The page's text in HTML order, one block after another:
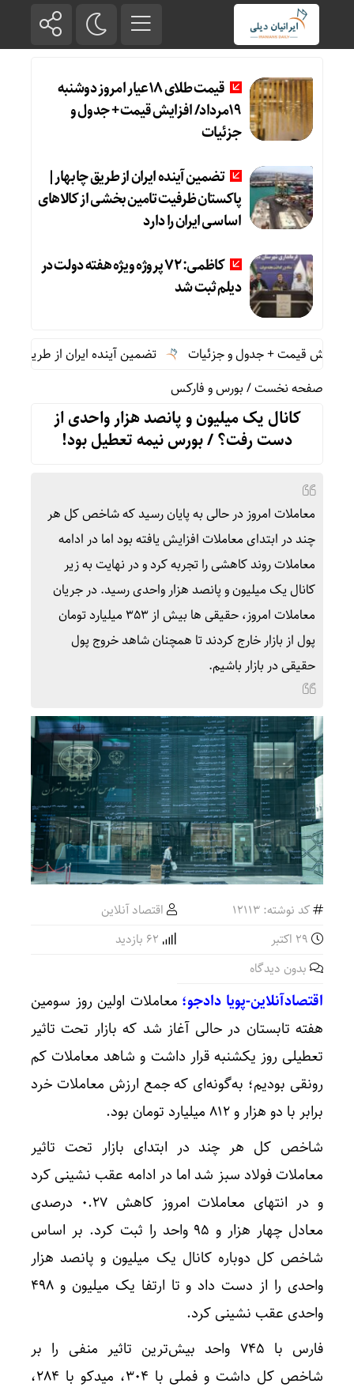
قیمت طلای 18عیار امروز دوشنبه
19مرداد/ افزایش قیمت + جدول و
جزئیات
تضمین آینده ایران از طریق چابهار|
پاکستان ظرفیت تامین بخشی از کالاهای
اساسی ایران را دارد
کاظمی: ۷۲ پروژه ویژه هفته دولت در
دیلم ثبت شد
تضمین آینده ایران از طریق
صفحه نخست/بورس و فارکس
کانال یک میلیون و پانصد هزار واحدی از
دست رفت؟ / بورس نیمه تعطیل بود!
معاملات امروز در حالی به پایان رسید که شاخص کل هر
چند در ابتدای معاملات افزایش یافته بود اما در ادامه
معاملات روند کاهشی را تجربه کرد و در نهایت به زیر
کانال یک میلیون و پانصد هزار واحدی رسید. در جریان
معاملات امروز، حقیقی ها بیش از ۳۵۳ میلیارد تومان
پول از بازار خارج کردند تا همچنان شاهد خروج پول
حقیقی در بازار باشیم.
کد نوشته: 12113
اقتصاد آنلاین
بدون دیدگاه
اقتصادآنلاین-پویا دادجو؛ معاملات اولین روز سومین
هفته تابستان در حالی آغاز شد که بازار تحت تاثیر
تعطیلی روز یکشنبه قرار داشت و شاهد معاملات کم
رونقی بودیم؛ به‌گونه‌ای که جمع ارزش معاملات خرد
برابر با دو هزار و ۸۱۲ میلیارد تومان بود.
شاخص کل هر چند در ابتدای بازار تحت تاثیر
معاملات فولاد سبز شد اما در ادامه عقب نشینی کرد
و در انتهای معاملات امروز کاهش ۰.۲۷ درصدی
معادل چهار هزار و ۹۵ واحد را ثبت کرد. بر اساس
شاخص کل دوباره کانال یک میلیون و پانصد هزار
واحدی را از دست داد و تا ارتفا یک میلیون و ۴۹۸
واحدی عقب نشینی کرد.
فارس با ۷۴۵ واحد بیش‌ترین تاثیر منفی را بر
شاخص کل داشت و فملی با ۳۰۴، میدکو با ۲۸۴،